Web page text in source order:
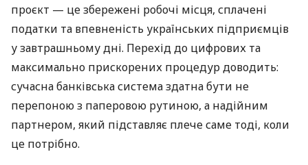
проєкт — це збережені робочі місця, сплачені
податки та впевненість українських підприємців
у завтрашньому дні. Перехід до цифрових та
максимально прискорених процедур доводить:
сучасна банківська система здатна бути не
перепоною з паперовою рутиною, а надійним
партнером, який підставляє плече саме тоді, коли
це потрібно.